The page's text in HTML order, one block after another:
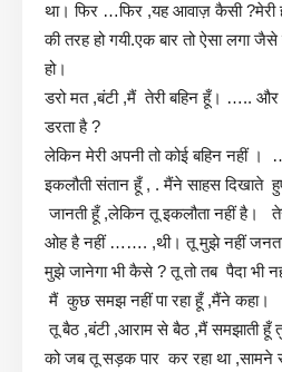
था। फिर …फिर ,यह आवाज़ कैसी ?मेरी
की तरह हो गयी.एक बार तो ऐसा लगा जैसे
हो।
डरो मत ,बंटी ,मैं तेरी बहिन हूँ। ….. और
डरता है ?
लेकिन मेरी अपनी तो कोई बहिन नहीं ।
इकलौती संतान हूँ , . मैंने साहस दिखाते
जानती हूँ ,लेकिन तू इकलौता नहीं है।
ओह है नहीं ……. ,थी। तू मुझे नहीं
मुझे जानेगा भी कैसे ? तू तो तब पैदा भी
मैं कुछ समझ नहीं पा रहा हूँ ,मैंने कहा।
तू बैठ ,बंटी ,आराम से बैठ ,मैं समझाती
को जब तू सड़क पार कर रहा था ,सामने